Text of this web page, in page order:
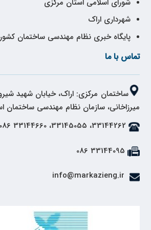
شهرداری اراک
پایگاه خبری نظام مهندسی ساختمان کشور
تماس با ما
ساختمان مرکزی: اراک، خیابان شهید
میرزاخانی، سازمان نظام مهندسی ساختمان
33144262، 33145055، 33144660 086
33144095 086